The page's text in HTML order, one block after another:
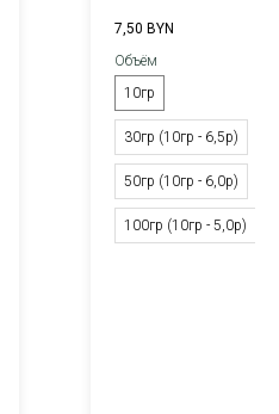
7,50 BYN
Объём
10гр
30гр (10гр - 6,5р)
50гр (10гр - 6,0р)
100гр (10гр - 5,0р)